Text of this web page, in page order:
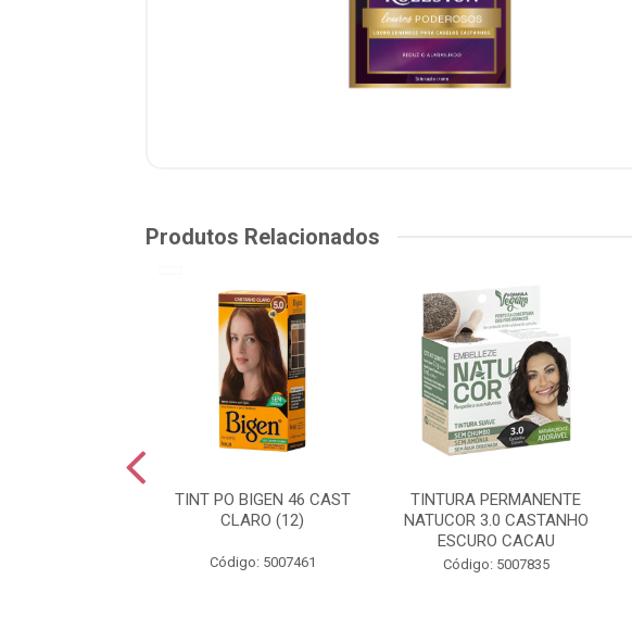
Produtos Relacionados
TINT PO BIGEN 46 CAST
CLARO (12)
Código: 5007461
TINTURA PERMANENTE
NATUCOR 3.0 CASTANHO
ESCURO CACAU
Código: 5007835